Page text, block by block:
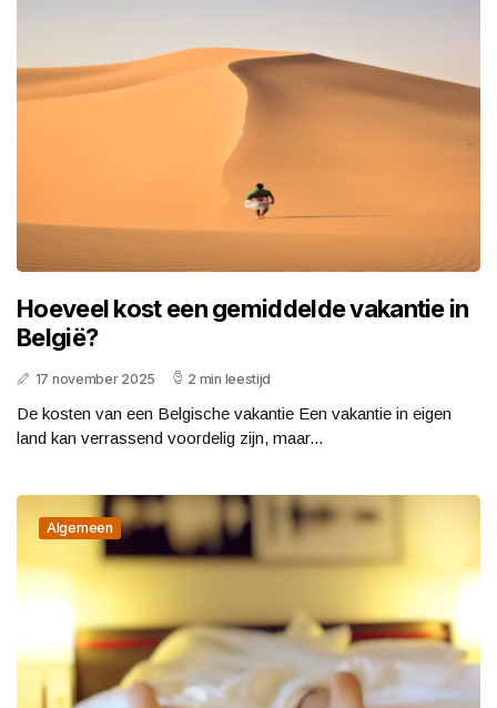
Hoeveel kost een gemiddelde vakantie in
België?
17 november 2025 2 min leestijd
De kosten van een Belgische vakantie Een vakantie in eigen
land kan verrassend voordelig zijn, maar...
Algemeen